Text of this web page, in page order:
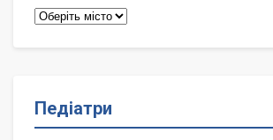
Терапевти
Педіатри